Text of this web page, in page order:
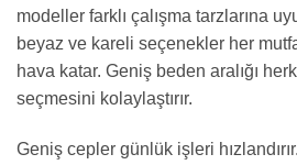
modeller farklı çalışma tarzlarına
beyaz ve kareli seçenekler her
hava katar. Geniş beden aralığı
seçmesini kolaylaştırır.
Geniş cepler günlük işleri